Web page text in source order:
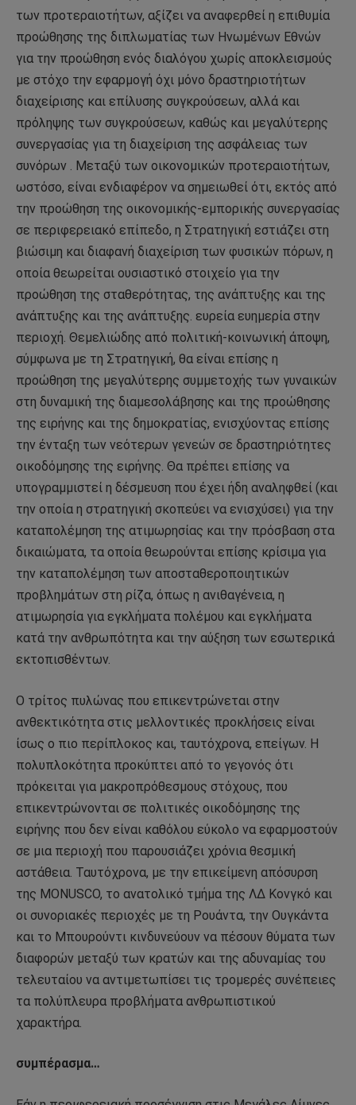
των προτεραιοτήτων, αξίζει να αναφερθεί η επιθυμία
προώθησης της διπλωματίας των Ηνωμένων Εθνών
για την προώθηση ενός διαλόγου χωρίς αποκλεισμούς
με στόχο την εφαρμογή όχι μόνο δραστηριοτήτων
διαχείρισης και επίλυσης συγκρούσεων, αλλά και
πρόληψης των συγκρούσεων, καθώς και μεγαλύτερης
συνεργασίας για τη διαχείριση της ασφάλειας των
συνόρων . Μεταξύ των οικονομικών προτεραιοτήτων,
ωστόσο, είναι ενδιαφέρον να σημειωθεί ότι, εκτός από
την προώθηση της οικονομικής-εμπορικής συνεργασίας
σε περιφερειακό επίπεδο, η Στρατηγική εστιάζει στη
βιώσιμη και διαφανή διαχείριση των φυσικών πόρων, η
οποία θεωρείται ουσιαστικό στοιχείο για την
προώθηση της σταθερότητας, της ανάπτυξης και της
ανάπτυξης και της ανάπτυξης. ευρεία ευημερία στην
περιοχή. Θεμελιώδης από πολιτική-κοινωνική άποψη,
σύμφωνα με τη Στρατηγική, θα είναι επίσης η
προώθηση της μεγαλύτερης συμμετοχής των γυναικών
στη δυναμική της διαμεσολάβησης και της προώθησης
της ειρήνης και της δημοκρατίας, ενισχύοντας επίσης
την ένταξη των νεότερων γενεών σε δραστηριότητες
οικοδόμησης της ειρήνης. Θα πρέπει επίσης να
υπογραμμιστεί η δέσμευση που έχει ήδη αναληφθεί (και
την οποία η στρατηγική σκοπεύει να ενισχύσει) για την
καταπολέμηση της ατιμωρησίας και την πρόσβαση στα
δικαιώματα, τα οποία θεωρούνται επίσης κρίσιμα για
την καταπολέμηση των αποσταθεροποιητικών
προβλημάτων στη ρίζα, όπως η ανιθαγένεια, η
ατιμωρησία για εγκλήματα πολέμου και εγκλήματα
κατά την ανθρωπότητα και την αύξηση των εσωτερικά
εκτοπισθέντων.
Ο τρίτος πυλώνας που επικεντρώνεται στην
ανθεκτικότητα στις μελλοντικές προκλήσεις είναι
ίσως ο πιο περίπλοκος και, ταυτόχρονα, επείγων. Η
πολυπλοκότητα προκύπτει από το γεγονός ότι
πρόκειται για μακροπρόθεσμους στόχους, που
επικεντρώνονται σε πολιτικές οικοδόμησης της
ειρήνης που δεν είναι καθόλου εύκολο να εφαρμοστούν
σε μια περιοχή που παρουσιάζει χρόνια θεσμική
αστάθεια. Ταυτόχρονα, με την επικείμενη απόσυρση
της MONUSCO, το ανατολικό τμήμα της ΛΔ Κονγκό και
οι συνοριακές περιοχές με τη Ρουάντα, την Ουγκάντα ​​
και το Μπουρούντι κινδυνεύουν να πέσουν θύματα των
διαφορών μεταξύ των κρατών και της αδυναμίας του
τελευταίου να αντιμετωπίσει τις τρομερές συνέπειες
τα πολύπλευρα προβλήματα ανθρωπιστικού
χαρακτήρα.
συμπέρασμα…